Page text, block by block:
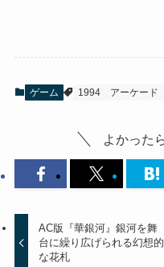
ゲーム 1994 アーケード
よかった
AC版『華銀河』銀河を舞
台に繰り広げられる幻想的
な花札